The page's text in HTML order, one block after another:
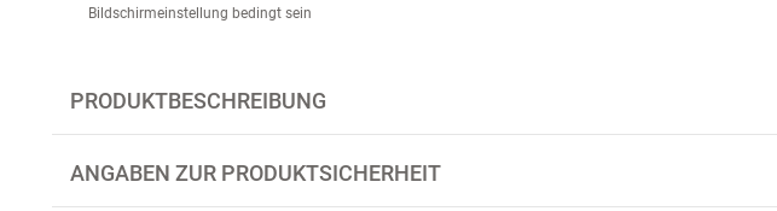
Bildschirmeinstellung bedingt sein
PRODUKTBESCHREIBUNG
ANGABEN ZUR PRODUKTSICHERHEIT